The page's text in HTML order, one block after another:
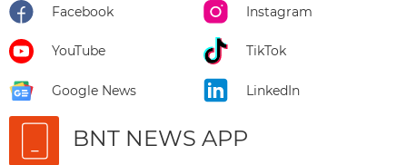
Facebook Instagram
YouTube TikTok
Google News LinkedIn
BNT NEWS APP